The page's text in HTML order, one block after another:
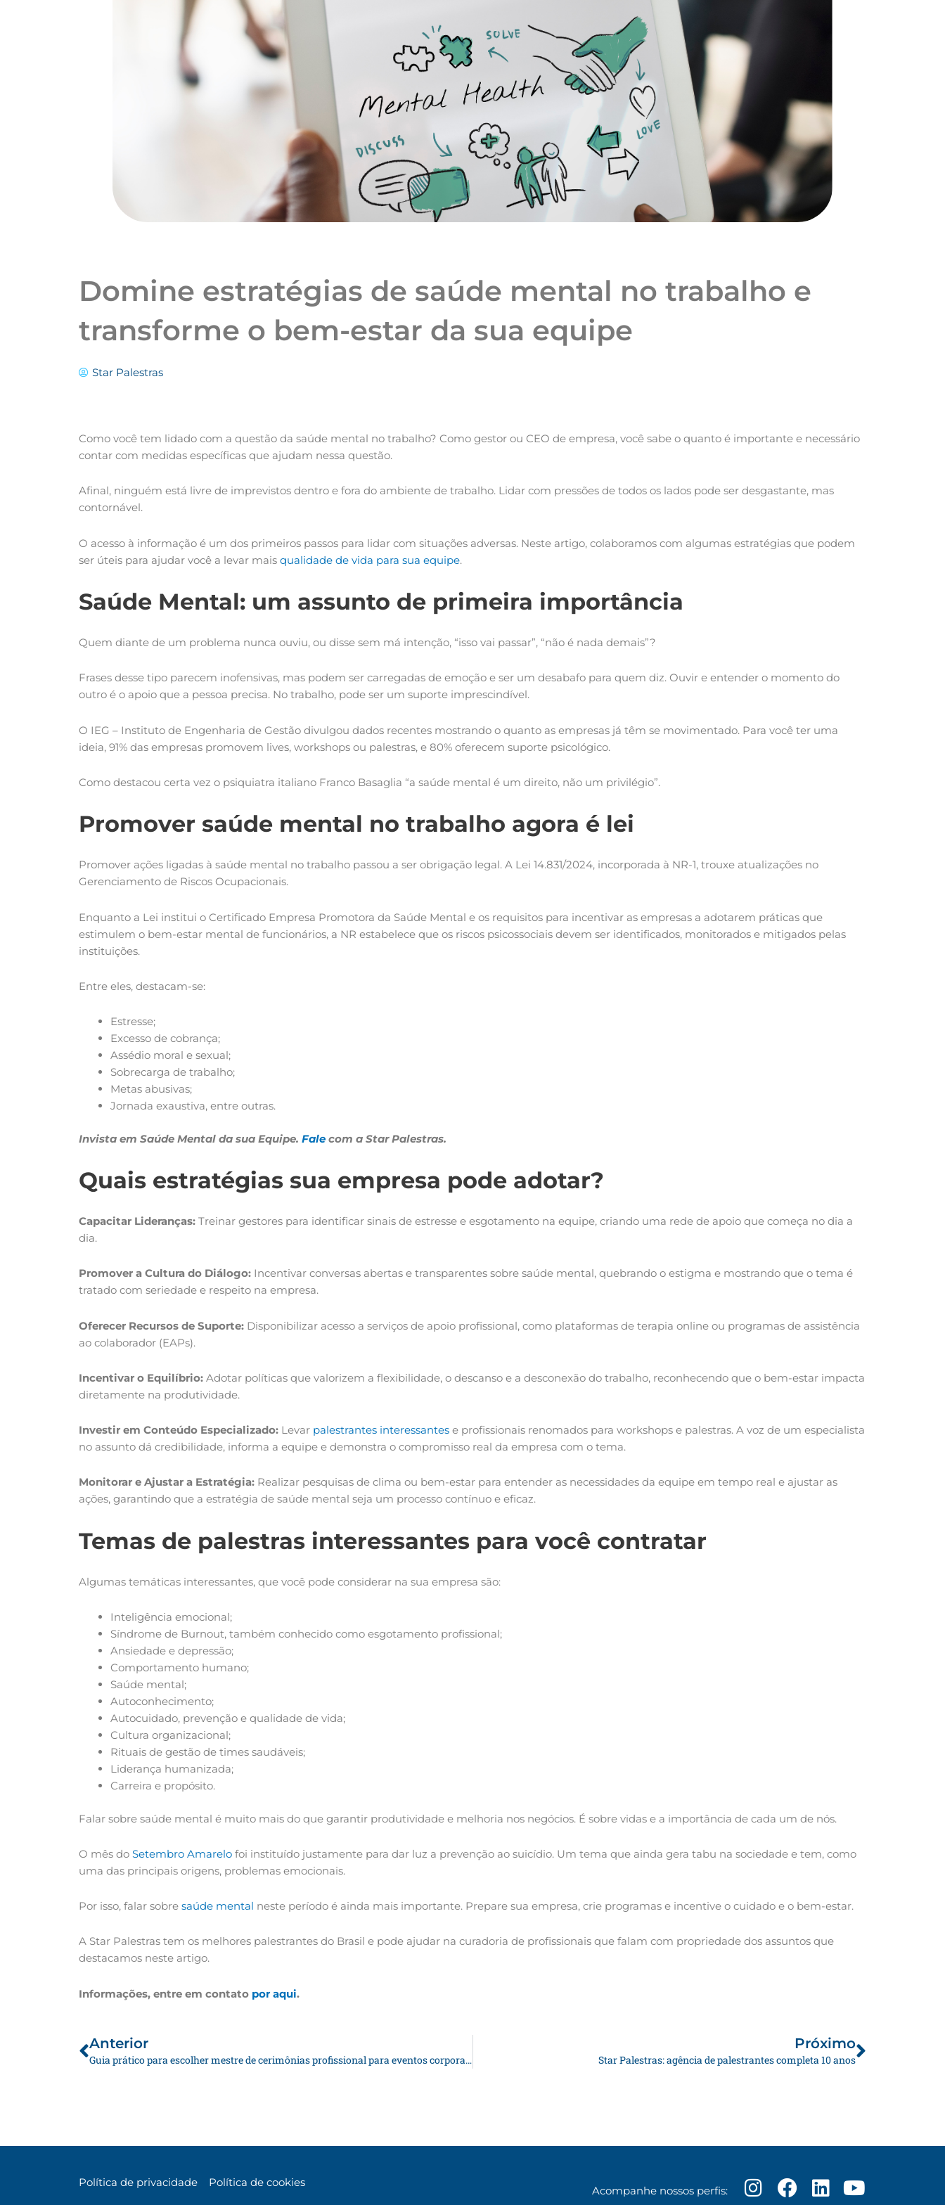
Domine estratégias de saúde mental no trabalho e
transforme o bem-estar da sua equipe
Star Palestras
Como você tem lidado com a questão da saúde mental no trabalho? Como gestor ou CEO de empresa, você sabe o quanto é importante e necessário
contar com medidas específicas que ajudam nessa questão.
Afinal, ninguém está livre de imprevistos dentro e fora do ambiente de trabalho. Lidar com pressões de todos os lados pode ser desgastante, mas
contornável.
O acesso à informação é um dos primeiros passos para lidar com situações adversas. Neste artigo, colaboramos com algumas estratégias que podem
ser úteis para ajudar você a levar mais qualidade de vida para sua equipe.
Saúde Mental: um assunto de primeira importância
Quem diante de um problema nunca ouviu, ou disse sem má intenção, “isso vai passar”, “não é nada demais”?
Frases desse tipo parecem inofensivas, mas podem ser carregadas de emoção e ser um desabafo para quem diz. Ouvir e entender o momento do
outro é o apoio que a pessoa precisa. No trabalho, pode ser um suporte imprescindível.
O IEG – Instituto de Engenharia de Gestão divulgou dados recentes mostrando o quanto as empresas já têm se movimentado. Para você ter uma
ideia, 91% das empresas promovem lives, workshops ou palestras, e 80% oferecem suporte psicológico.
Como destacou certa vez o psiquiatra italiano Franco Basaglia “a saúde mental é um direito, não um privilégio”.
Promover saúde mental no trabalho agora é lei
Promover ações ligadas à saúde mental no trabalho passou a ser obrigação legal. A Lei 14.831/2024, incorporada à NR-1, trouxe atualizações no
Gerenciamento de Riscos Ocupacionais.
Enquanto a Lei institui o Certificado Empresa Promotora da Saúde Mental e os requisitos para incentivar as empresas a adotarem práticas que
estimulem o bem-estar mental de funcionários, a NR estabelece que os riscos psicossociais devem ser identificados, monitorados e mitigados pelas
instituições.
Entre eles, destacam-se:
Estresse;
Excesso de cobrança;
Assédio moral e sexual;
Sobrecarga de trabalho;
Metas abusivas;
Jornada exaustiva, entre outras.
Invista em Saúde Mental da sua Equipe. Fale com a Star Palestras.
Quais estratégias sua empresa pode adotar?
Capacitar Lideranças: Treinar gestores para identificar sinais de estresse e esgotamento na equipe, criando uma rede de apoio que começa no dia a
dia.
Promover a Cultura do Diálogo: Incentivar conversas abertas e transparentes sobre saúde mental, quebrando o estigma e mostrando que o tema é
tratado com seriedade e respeito na empresa.
Oferecer Recursos de Suporte: Disponibilizar acesso a serviços de apoio profissional, como plataformas de terapia online ou programas de assistência
ao colaborador (EAPs).
Incentivar o Equilíbrio: Adotar políticas que valorizem a flexibilidade, o descanso e a desconexão do trabalho, reconhecendo que o bem-estar impacta
diretamente na produtividade.
Investir em Conteúdo Especializado: Levar palestrantes interessantes e profissionais renomados para workshops e palestras. A voz de um especialista
no assunto dá credibilidade, informa a equipe e demonstra o compromisso real da empresa com o tema.
Monitorar e Ajustar a Estratégia: Realizar pesquisas de clima ou bem-estar para entender as necessidades da equipe em tempo real e ajustar as
ações, garantindo que a estratégia de saúde mental seja um processo contínuo e eficaz.
Temas de palestras interessantes para você contratar
Algumas temáticas interessantes, que você pode considerar na sua empresa são:
Inteligência emocional;
Síndrome de Burnout, também conhecido como esgotamento profissional;
Ansiedade e depressão;
Comportamento humano;
Saúde mental;
Autoconhecimento;
Autocuidado, prevenção e qualidade de vida;
Cultura organizacional;
Rituais de gestão de times saudáveis;
Liderança humanizada;
Carreira e propósito.
Falar sobre saúde mental é muito mais do que garantir produtividade e melhoria nos negócios. É sobre vidas e a importância de cada um de nós.
O mês do Setembro Amarelo foi instituído justamente para dar luz a prevenção ao suicídio. Um tema que ainda gera tabu na sociedade e tem, como
uma das principais origens, problemas emocionais.
Por isso, falar sobre saúde mental neste período é ainda mais importante. Prepare sua empresa, crie programas e incentive o cuidado e o bem-estar.
A Star Palestras tem os melhores palestrantes do Brasil e pode ajudar na curadoria de profissionais que falam com propriedade dos assuntos que
destacamos neste artigo.
Informações, entre em contato por aqui.
Anterior
Anterior
Guia prático para escolher mestre de cerimônias profissional para eventos corporativos
Próximo
Star Palestras: agência de palestrantes completa 10 anos
Próximo
Política de privacidade Política de cookies
Acompanhe nossos perfis:
I
F
L
Y